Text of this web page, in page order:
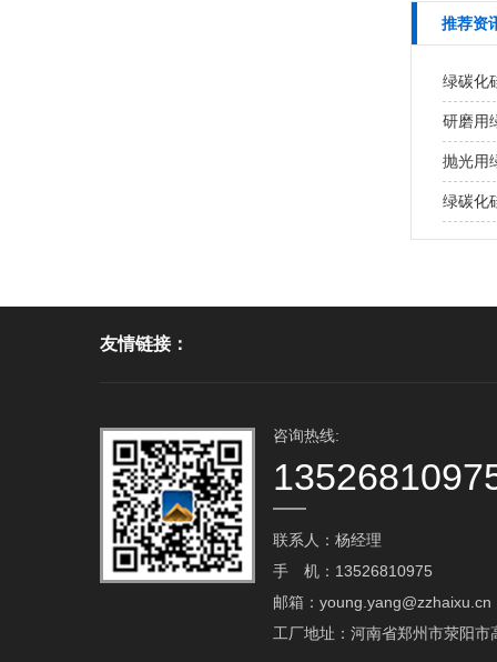
推荐资
绿碳化
研磨用
抛光用
绿碳化
友情链接：
咨询热线:
联系人：杨经理
手 机：13526810975
邮箱：young.yang@zzhaixu.cn
工厂地址：河南省郑州市荥阳市